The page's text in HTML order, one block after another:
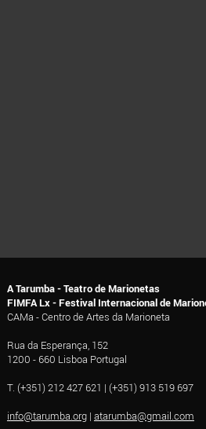
A Tarumba - Teatro de Marionetas
FIMFA Lx - Festival Internacional de
CAMa - Centro de Artes da Marioneta
Rua da Esperança, 152
1200 - 660 Lisboa Portugal
T. (+351) 212 427 621 | (+351) 913 519 697
info@tarumba.org| atarumba@gmail.com